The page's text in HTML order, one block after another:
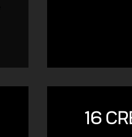
16